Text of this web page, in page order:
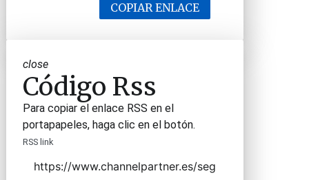
COPIAR ENLACE
close
Código Rss
Para copiar el enlace RSS en el
portapapeles, haga clic en el botón.
RSS link